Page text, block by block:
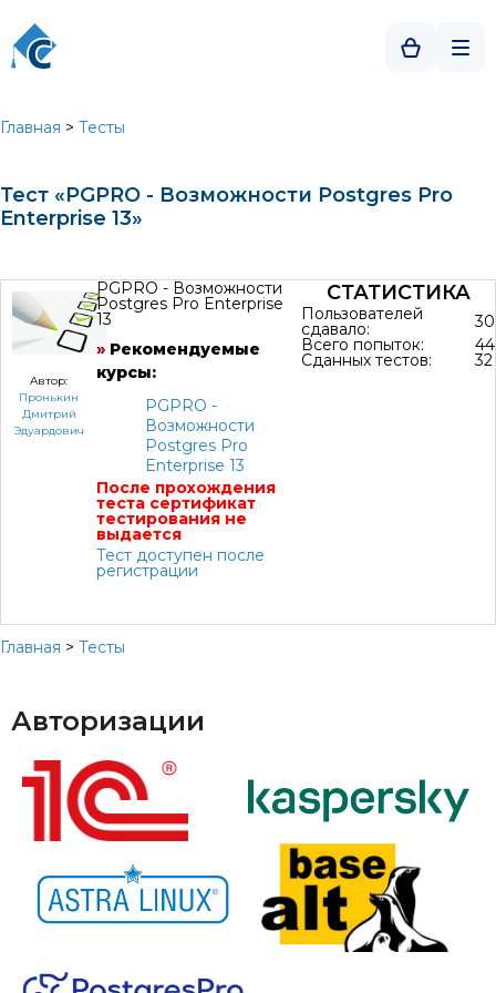
Главная > Тесты
Тест «PGPRO - Возможности Postgres Pro
Enterprise 13»
Автор:
Пронькин
Дмитрий
Эдуардович
PGPRO - Возможности
Postgres Pro Enterprise
13
» Рекомендуемые
курсы:
PGPRO -
Возможности
Postgres Pro
Enterprise 13
После прохождения
теста сертификат
тестирования не
выдается
Тест доступен после
регистрации
СТАТИСТИКА
Пользователей
сдавало:
30
Всего попыток:
44
Сданных тестов: 32
Главная > Тесты
Авторизации